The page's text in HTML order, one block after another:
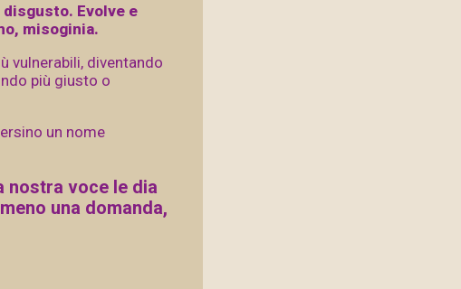
Evolve e
misoginia.
vulnerabili, diventando
più giusto o
un nome
nostra voce le dia
una domanda,